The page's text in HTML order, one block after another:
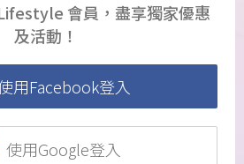
會員，盡享獨家優惠
及活動！
用Facebook登入
使用Google登入